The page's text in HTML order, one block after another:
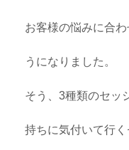
お客様の悩みに合
うになりました。
そう、3種類のセッ
持ちに気付いて行